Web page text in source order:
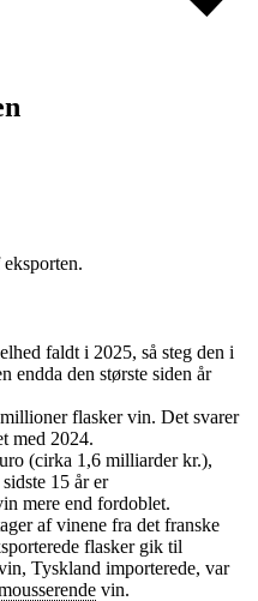
faldt i 2025, så steg den i
endda den største siden år
flasker vin. Det svarer
med 2024.
(cirka 1,6 milliarder kr.),
15 år er
mere end fordoblet.
af vinene fra det franske
flasker gik til
Tyskland importerede, var
vin.